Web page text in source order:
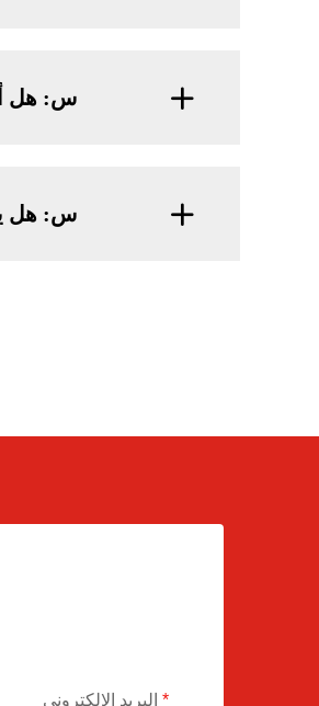
س: هل
س: هل
البريد الإلكتروني